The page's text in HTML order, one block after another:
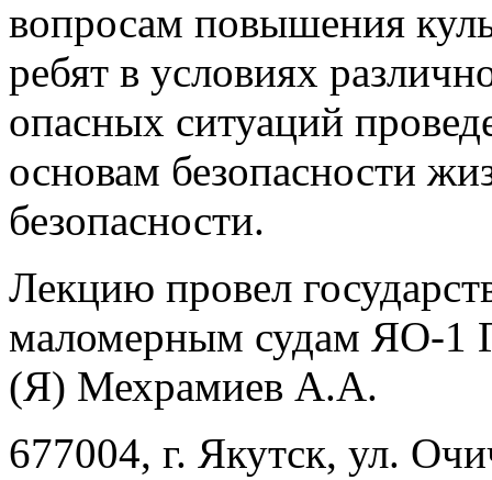
вопросам повышения
ребят в условиях
опасных ситуаций
основам безопасности
безопасности.
Лекцию провел
маломерным судам ЯО-
(Я) Мехрамиев А.А.
677004, г. Якутск, ул.